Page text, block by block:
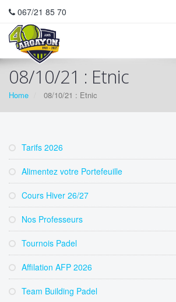
067/21 85 70
08/10/21 : Etnic
Home 08/10/21 : Etnic
Tarifs 2026
Alimentez votre Portefeuille
Cours Hiver 26/27
Nos Professeurs
Tournois Padel
Affilation AFP 2026
Team Building Padel